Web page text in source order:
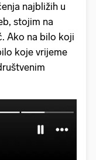
najbližih u
stojim na
Ako na bilo koji
koje vrijeme